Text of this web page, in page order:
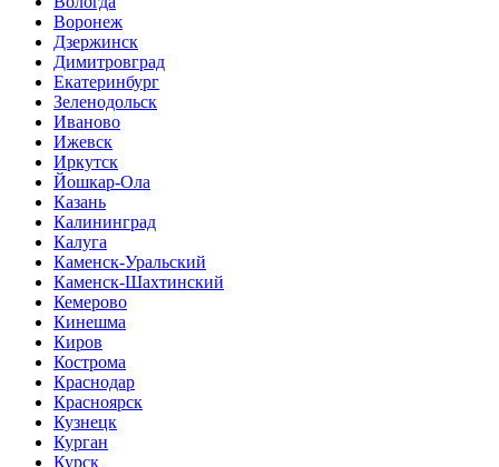
Воронеж
Дзержинск
Димитровград
Екатеринбург
Зеленодольск
Иваново
Ижевск
Иркутск
Йошкар-Ола
Казань
Калининград
Калуга
Каменск-Уральский
Каменск-Шахтинский
Кемерово
Кинешма
Киров
Кострома
Краснодар
Красноярск
Кузнецк
Курган
Курск